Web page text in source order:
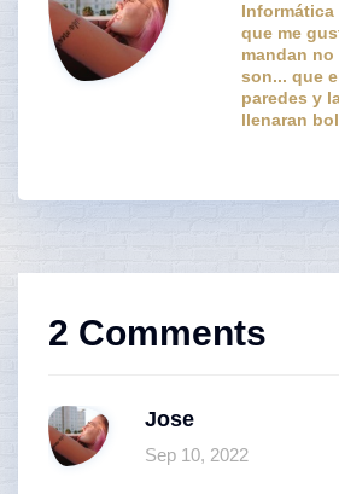
que me
mandan
son... que
paredes y
llenaran
2 Comments
Jose
Sep 10, 2022